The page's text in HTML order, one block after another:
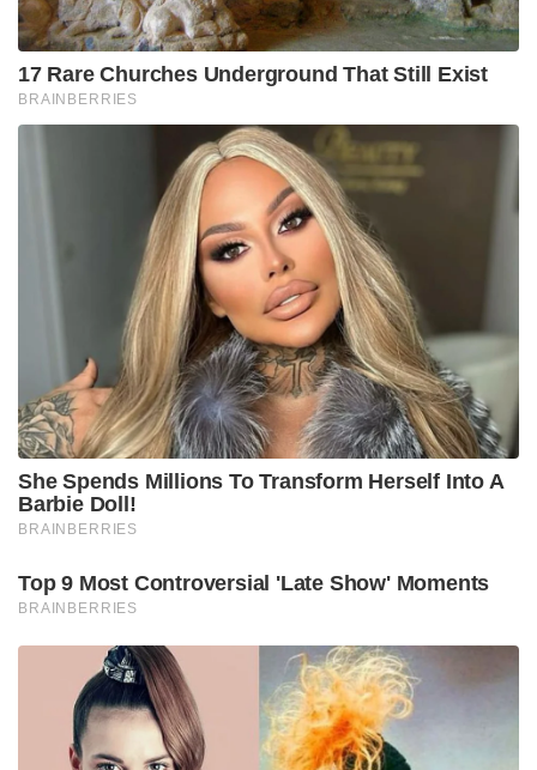
17 Rare Churches Underground That Still Exist
BRAINBERRIES
She Spends Millions To Transform Herself Into A
Barbie Doll!
BRAINBERRIES
Top 9 Most Controversial 'Late Show' Moments
BRAINBERRIES